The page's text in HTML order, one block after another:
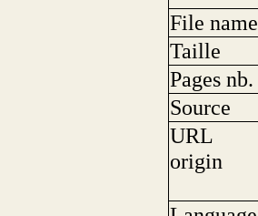
File name
Taille
Pages nb.
Source
URL
origin